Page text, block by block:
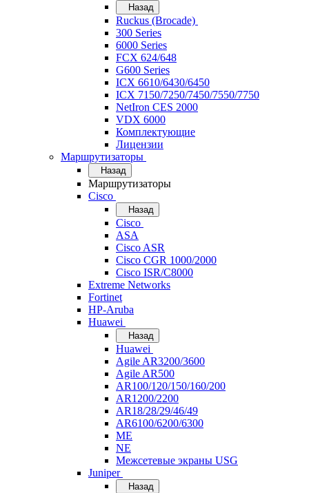
Назад
Ruckus (Brocade)
300 Series
6000 Series
FCX 624/648
G600 Series
ICX 6610/6430/6450
ICX 7150/7250/7450/7550/7750
NetIron CES 2000
VDX 6000
Комплектующие
Лицензии
Маршрутизаторы
Назад
Маршрутизаторы
Cisco
Назад
Cisco
ASA
Cisco ASR
Cisco CGR 1000/2000
Cisco ISR/С8000
Extreme Networks
Fortinet
HP-Aruba
Huawei
Назад
Huawei
Agile AR3200/3600
Agile AR500
AR100/120/150/160/200
AR1200/2200
AR18/28/29/46/49
AR6100/6200/6300
ME
NE
Межсетевые экраны USG
Juniper
Назад